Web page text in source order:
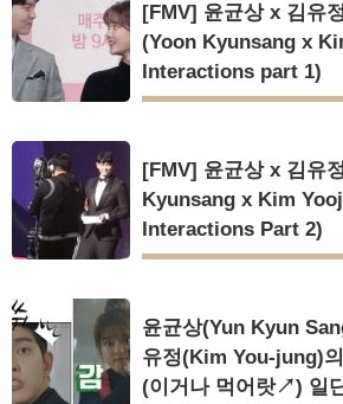
[FMV] 윤균상 x 김유
(Yoon Kyunsang x
Interactions part 1)
[FMV] 윤균상 x 김유
Kyunsang x Kim
Interactions Part 2)
윤균상(Yun Kyun
유정(Kim You-jung)
(이거나 먹어랏↗) 일